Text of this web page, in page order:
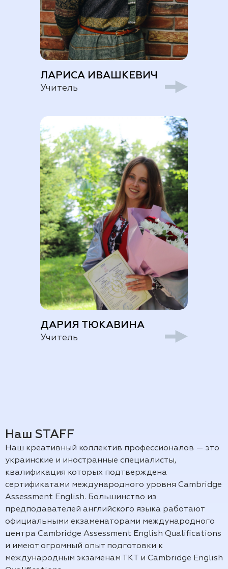
ЛАРИСА ИВАШКЕВИЧ
Учитель
ДАРИЯ ТЮКАВИНА
Учитель
Наш STAFF
Наш креативный коллектив профессионалов — это
украинские и иностранные специалисты,
квалификация которых подтверждена
сертификатами международного уровня Cambridge
Assessment English. Большинство из
предподавателей английского языка работают
официальными екзаменаторами международного
центра Cambridge Assessment English Qualifications
и имеют огромный опыт подготовки к
международным экзаменам ТКТ и Cambridge English